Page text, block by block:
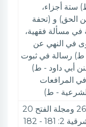
ستة أجزاء،
الحق) و (تحفة
في مسألة فقهية،
في النهي عن
- ط) رسالة في ثبوت
أبي داود - ط)
المرافعات
- ط)
الأعلام 7: 186& الأزهرية 3: 26 ومجلة الفتح 20
ربيع الأول 1352 والأعلام الشرقية 2: 181 - 182